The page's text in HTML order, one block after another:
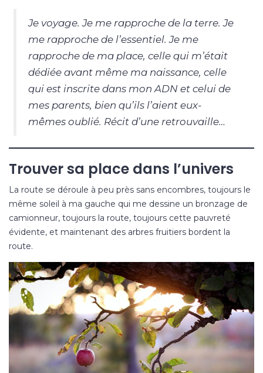
Je voyage. Je me rapproche de la terre. Je
me rapproche de l’essentiel. Je me
rapproche de ma place, celle qui m’était
dédiée avant même ma naissance, celle
qui est inscrite dans mon ADN et celui de
mes parents, bien qu’ils l’aient eux-
mêmes oublié. Récit d’une retrouvaille…
Trouver sa place dans l’univers
La route se déroule à peu près sans encombres, toujours le
même soleil à ma gauche qui me dessine un bronzage de
camionneur, toujours la route, toujours cette pauvreté
évidente, et maintenant des arbres fruitiers bordent la
route. ‌